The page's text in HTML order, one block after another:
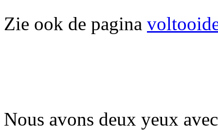
Zie ook de pagina
Nous avons deux yeux